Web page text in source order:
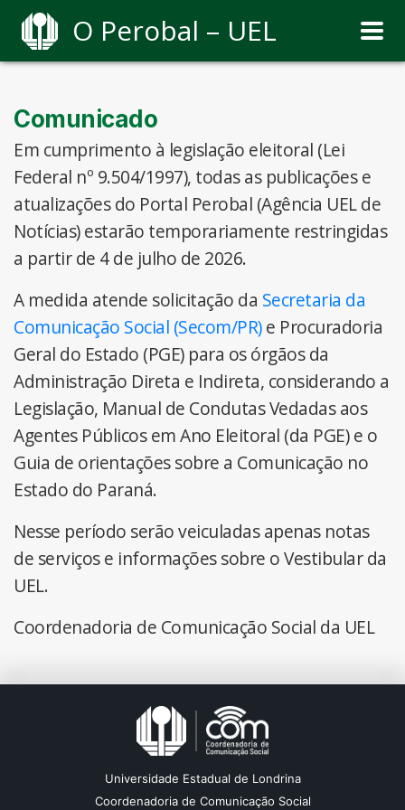
O Perobal – UEL
Comunicado
Em cumprimento à legislação eleitoral (Lei
Federal nº 9.504/1997), todas as publicações e
atualizações do Portal Perobal (Agência UEL de
Notícias) estarão temporariamente restringidas
a partir de 4 de julho de 2026.
A medida atende solicitação da Secretaria da
Comunicação Social (Secom/PR)e Procuradoria
Geral do Estado (PGE) para os órgãos da
Administração Direta e Indireta, considerando a
Legislação, Manual de Condutas Vedadas aos
Agentes Públicos em Ano Eleitoral (da PGE) e o
Guia de orientações sobre a Comunicação no
Estado do Paraná.
Nesse período serão veiculadas apenas notas
de serviços e informações sobre o Vestibular da
UEL.
Coordenadoria de Comunicação Social da UEL
Universidade Estadual de Londrina
Coordenadoria de Comunicação Social